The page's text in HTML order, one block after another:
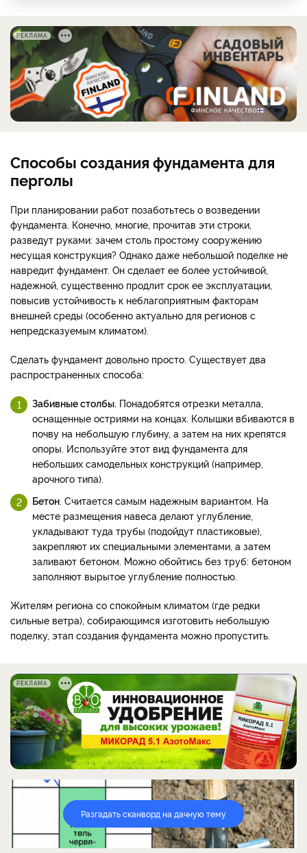
РЕКЛАМА
Способы создания фундамента для
перголы
При планировании работ позаботьтесь о возведении
фундамента. Конечно, многие, прочитав эти строки,
разведут руками: зачем столь простому сооружению
несущая конструкция? Однако даже небольшой поделке не
навредит фундамент. Он сделает ее более устойчивой,
надежной, существенно продлит срок ее эксплуатации,
повысив устойчивость к неблагоприятным факторам
внешней среды (особенно актуально для регионов с
непредсказуемым климатом).
Сделать фундамент довольно просто. Существует два
распространенных способа:
Забивные столбы. Понадобятся отрезки металла,
оснащенные остриями на концах. Колышки вбиваются в
почву на небольшую глубину, а затем на них крепятся
опоры. Используйте этот вид фундамента для
небольших самодельных конструкций (например,
арочного типа).
Бетон. Считается самым надежным вариантом. На
месте размещения навеса делают углубление,
укладывают туда трубы (подойдут пластиковые),
закрепляют их специальными элементами, а затем
заливают бетоном. Можно обойтись без труб: бетоном
заполняют вырытое углубление полностью.
Жителям региона со спокойным климатом (где редки
сильные ветра), собирающимся изготовить небольшую
поделку, этап создания фундамента можно пропустить.
РЕКЛАМА
Разгадать сканворд на дачную тему